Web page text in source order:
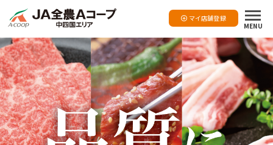
マイ店舗登録
MENU